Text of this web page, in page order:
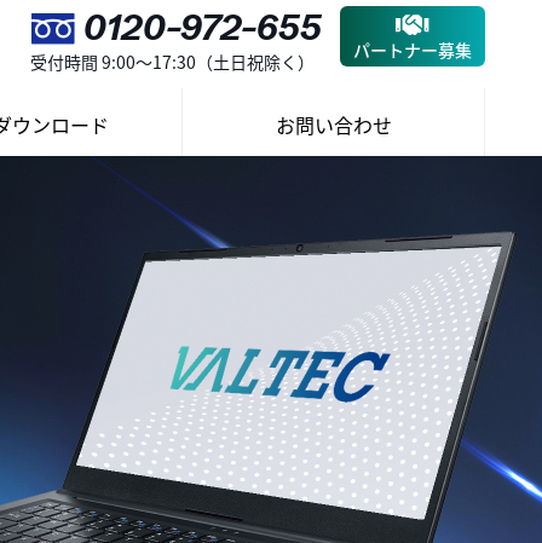
0120-972-655
受付時間 9:00～17:30（土日祝除く） パートナー募集
ウンロード お問い合わせ